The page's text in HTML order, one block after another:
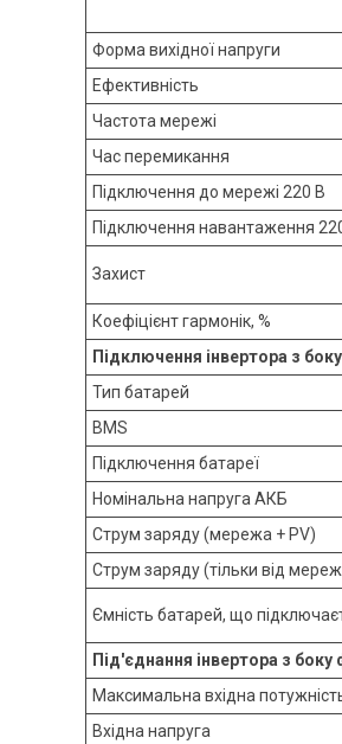
Форма вихідної напруги
Ефективність
Частота мережі
Час перемикання
Підключення до мережі 220 В
Підключення навантаження
Захист
Коефіцієнт гармонік, %
Підключення інвертора з
Тип батарей
BMS
Підключення батареї
Номінальна напруга АКБ
Струм заряду (мережа + PV)
Струм заряду (тільки від
Ємність батарей, що
Під'єднання інвертора з
Максимальна вхідна
Вхідна напруга